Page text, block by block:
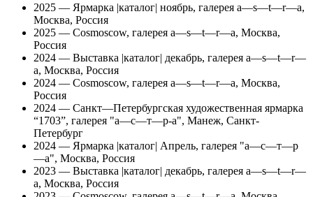
2025 — Ярмарка |каталог| ноябрь, галерея a—s—t—r—a,
Москва, Россия
2025 — Cosmoscow, галерея a—s—t—r—a, Москва,
Россия
2024 — Выставка |каталог| декабрь, галерея a—s—t—r—
a, Москва, Россия
2024 — Cosmoscow, галерея a—s—t—r—a, Москва,
Россия
2024 — Санкт—Петербургская художественная ярмарка
“1703”, галерея "а—с—т—р-а", Манеж, Санкт-
Петербург
2024 — Ярмарка |каталог| Апрель, галерея "а—с—т—р
—а", Москва, Россия
2023 — Выставка |каталог| декабрь, галерея a—s—t—r—
a, Москва, Россия